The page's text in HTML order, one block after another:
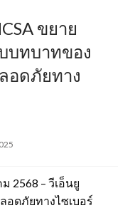
ขยาย
บทบาทของ
อดภัยทาง
2568 – วีเอ็นยู
อดภัยทางไซเบอร์